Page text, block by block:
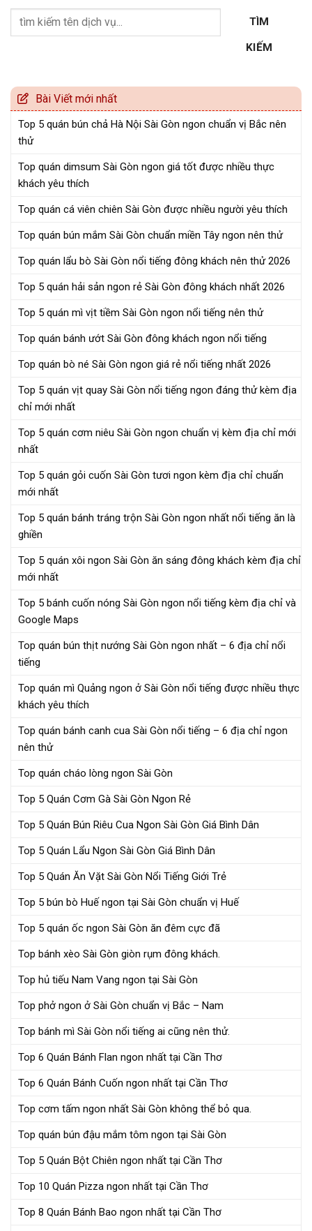
TÌM
KIẾM
Bài Viết mới nhất
Top 5 quán bún chả Hà Nội Sài Gòn ngon chuẩn vị Bắc nên
thử
Top quán dimsum Sài Gòn ngon giá tốt được nhiều thực
khách yêu thích
Top quán cá viên chiên Sài Gòn được nhiều người yêu thích
Top quán bún mắm Sài Gòn chuẩn miền Tây ngon nên thử
Top quán lẩu bò Sài Gòn nổi tiếng đông khách nên thử 2026
Top 5 quán hải sản ngon rẻ Sài Gòn đông khách nhất 2026
Top 5 quán mì vịt tiềm Sài Gòn ngon nổi tiếng nên thử
Top quán bánh ướt Sài Gòn đông khách ngon nổi tiếng
Top quán bò né Sài Gòn ngon giá rẻ nổi tiếng nhất 2026
Top 5 quán vịt quay Sài Gòn nổi tiếng ngon đáng thử kèm địa
chỉ mới nhất
Top 5 quán cơm niêu Sài Gòn ngon chuẩn vị kèm địa chỉ mới
nhất
Top 5 quán gỏi cuốn Sài Gòn tươi ngon kèm địa chỉ chuẩn
mới nhất
Top 5 quán bánh tráng trộn Sài Gòn ngon nhất nổi tiếng ăn là
ghiền
Top 5 quán xôi ngon Sài Gòn ăn sáng đông khách kèm địa chỉ
mới nhất
Top 5 bánh cuốn nóng Sài Gòn ngon nổi tiếng kèm địa chỉ và
Google Maps
Top quán bún thịt nướng Sài Gòn ngon nhất – 6 địa chỉ nổi
tiếng
Top quán mì Quảng ngon ở Sài Gòn nổi tiếng được nhiều thực
khách yêu thích
Top quán bánh canh cua Sài Gòn nổi tiếng – 6 địa chỉ ngon
nên thử
Top quán cháo lòng ngon Sài Gòn
Top 5 Quán Cơm Gà Sài Gòn Ngon Rẻ
Top 5 Quán Bún Riêu Cua Ngon Sài Gòn Giá Bình Dân
Top 5 Quán Lẩu Ngon Sài Gòn Giá Bình Dân
Top 5 Quán Ăn Vặt Sài Gòn Nổi Tiếng Giới Trẻ
Top 5 bún bò Huế ngon tại Sài Gòn chuẩn vị Huế
Top 5 quán ốc ngon Sài Gòn ăn đêm cực đã
Top bánh xèo Sài Gòn giòn rụm đông khách.
Top hủ tiếu Nam Vang ngon tại Sài Gòn
Top phở ngon ở Sài Gòn chuẩn vị Bắc – Nam
Top bánh mì Sài Gòn nổi tiếng ai cũng nên thử.
Top 6 Quán Bánh Flan ngon nhất tại Cần Thơ
Top 6 Quán Bánh Cuốn ngon nhất tại Cần Thơ
Top cơm tấm ngon nhất Sài Gòn không thể bỏ qua.
Top quán bún đậu mắm tôm ngon tại Sài Gòn
Top 5 Quán Bột Chiên ngon nhất tại Cần Thơ
Top 10 Quán Pizza ngon nhất tại Cần Thơ
Top 8 Quán Bánh Bao ngon nhất tại Cần Thơ